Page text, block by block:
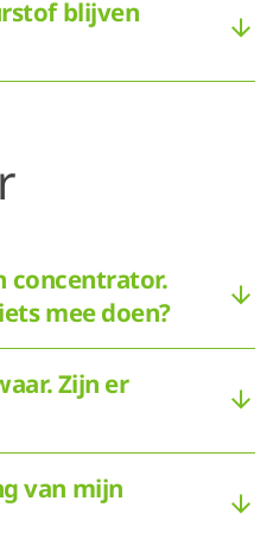
blijven
concentrator.
mee doen?
Zijn er
van mijn